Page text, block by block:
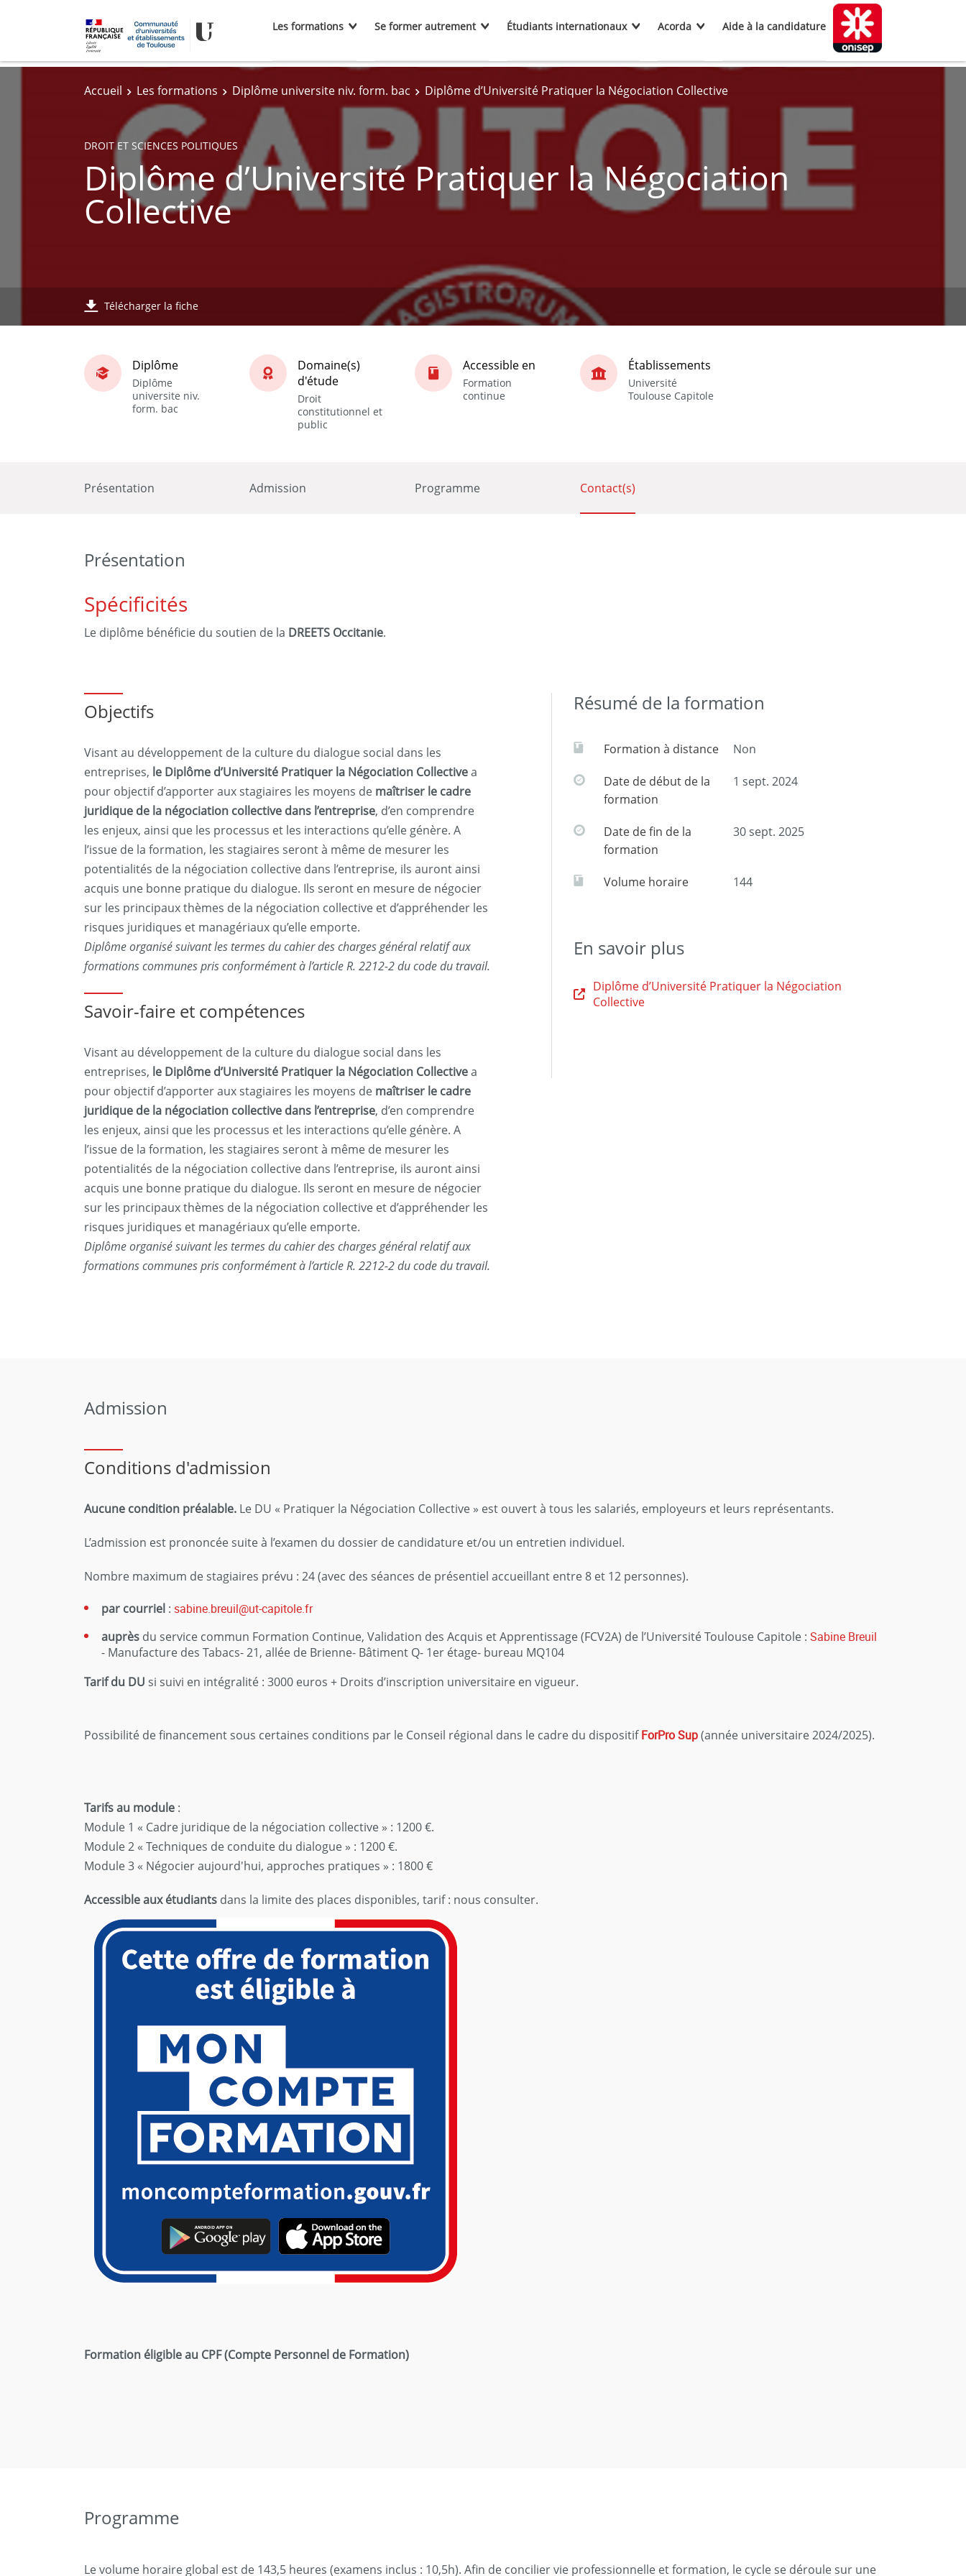
Les formations Se former autrement Étudiants internationaux Acorda Aide à la candidature
Accueil Les formations Diplôme universite niv. form. bac Diplôme d’Université Pratiquer la Négociation Collective
DROIT ET SCIENCES POLITIQUES
Diplôme d’Université Pratiquer la Négociation
Collective
Télécharger la fiche
Diplôme
Diplôme
universite niv.
form. bac
Domaine(s)
d'étude
Droit
constitutionnel et
public
Accessible en
Formation
continue
Établissements
Université
Toulouse Capitole
Présentation Admission Programme Contact(s)
Présentation
Spécificités
Le diplôme bénéficie du soutien de la DREETS Occitanie.
Objectifs
Visant au développement de la culture du dialogue social dans les
entreprises, le Diplôme d’Université Pratiquer la Négociation Collectivea
pour objectif d’apporter aux stagiaires les moyens de maîtriser le cadre
juridique de la négociation collective dans l’entreprise, d’en comprendre
les enjeux, ainsi que les processus et les interactions qu’elle génère. A
l’issue de la formation, les stagiaires seront à même de mesurer les
potentialités de la négociation collective dans l’entreprise, ils auront ainsi
acquis une bonne pratique du dialogue. Ils seront en mesure de négocier
sur les principaux thèmes de la négociation collective et d’appréhender les
risques juridiques et managériaux qu’elle emporte.
Diplôme organisé suivant les termes du cahier des charges général relatif aux
formations communes pris conformément à l’article R. 2212-2 du code du travail.
Savoir-faire et compétences
Visant au développement de la culture du dialogue social dans les
entreprises, le Diplôme d’Université Pratiquer la Négociation Collectivea
pour objectif d’apporter aux stagiaires les moyens de maîtriser le cadre
juridique de la négociation collective dans l’entreprise, d’en comprendre
les enjeux, ainsi que les processus et les interactions qu’elle génère. A
l’issue de la formation, les stagiaires seront à même de mesurer les
potentialités de la négociation collective dans l’entreprise, ils auront ainsi
acquis une bonne pratique du dialogue. Ils seront en mesure de négocier
sur les principaux thèmes de la négociation collective et d’appréhender les
risques juridiques et managériaux qu’elle emporte.
Diplôme organisé suivant les termes du cahier des charges général relatif aux
formations communes pris conformément à l’article R. 2212-2 du code du travail.
Résumé de la formation
Formation à distance Non
Date de début de la
formation
1 sept. 2024
Date de fin de la
formation
30 sept. 2025
Volume horaire 144
En savoir plus
Diplôme d’Université Pratiquer la Négociation
Collective
Admission
Conditions d'admission
Aucune condition préalable. Le DU « Pratiquer la Négociation Collective » est ouvert à tous les salariés, employeurs et leurs représentants.
L’admission est prononcée suite à l’examen du dossier de candidature et/ou un entretien individuel.
Nombre maximum de stagiaires prévu : 24 (avec des séances de présentiel accueillant entre 8 et 12 personnes).
par courriel : sabine.breuil@ut-capitole.fr
auprès du service commun Formation Continue, Validation des Acquis et Apprentissage (FCV2A) de l’Université Toulouse Capitole : Sabine Breuil
- Manufacture des Tabacs- 21, allée de Brienne- Bâtiment Q- 1er étage- bureau MQ104
Tarif du DU si suivi en intégralité : 3000 euros + Droits d’inscription universitaire en vigueur.
Possibilité de financement sous certaines conditions par le Conseil régional dans le cadre du dispositifForPro Sup(année universitaire 2024/2025).
Tarifs au module :
Module 1 « Cadre juridique de la négociation collective » : 1200 €.
Module 2 « Techniques de conduite du dialogue » : 1200 €.
Module 3 « Négocier aujourd'hui, approches pratiques » : 1800 €
Accessible aux étudiants dans la limite des places disponibles, tarif : nous consulter.
Formation éligible au CPF (Compte Personnel de Formation)
Programme
Le volume horaire global est de 143,5 heures (examens inclus : 10,5h). Afin de concilier vie professionnelle et formation, le cycle se déroule sur une